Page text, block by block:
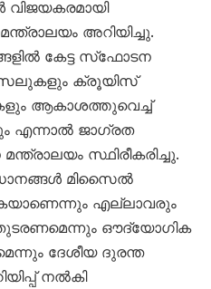
അറിയിച്ചു.
കേട്ട സ്‌ഫോടന
ക്രൂയിസ്
ആകാശത്തുവെച്ച്
എന്നാല്‍ ജാഗ്രത
സ്ഥിരീകരിച്ചു.
മിസൈല്‍
എല്ലാവരും
ഔദ്യോഗിക
ദേശീയ ദുരന്ത
നല്‍കി